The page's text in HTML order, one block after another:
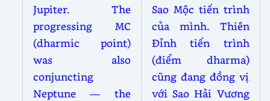
Jupiter. The
progressing MC
(dharmic point)
was also
conjuncting
Neptune — the
Sao Mộc tiến trình
của mình. Thiên
Đỉnh tiến trình
(điểm dharma)
cũng đang đồng vị
với Sao Hải Vương